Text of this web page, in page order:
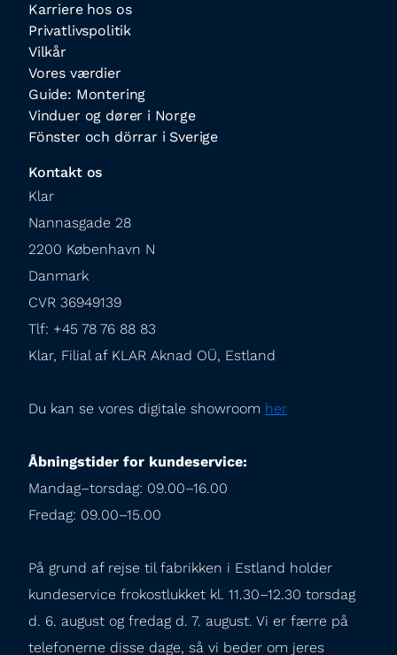
Karriere hos os
Privatlivspolitik
Vilkår
Vores værdier
Guide: Montering
Vinduer og dører i Norge
Fönster och dörrar i Sverige
Kontakt os
Klar
Nannasgade 28
2200 København N
Danmark
CVR 36949139
Tlf: +45 78 76 88 83
Klar, Filial af KLAR Aknad OÜ, Estland
Du kan se vores digitale showroom her
Åbningstider for kundeservice:
Mandag–torsdag: 09.00–16.00
Fredag: 09.00–15.00
På grund af rejse til fabrikken i Estland holder
kundeservice frokostlukket kl. 11.30–12.30 torsdag
d. 6. august og fredag d. 7. august. Vi er færre på
telefonerne disse dage, så vi beder om jeres